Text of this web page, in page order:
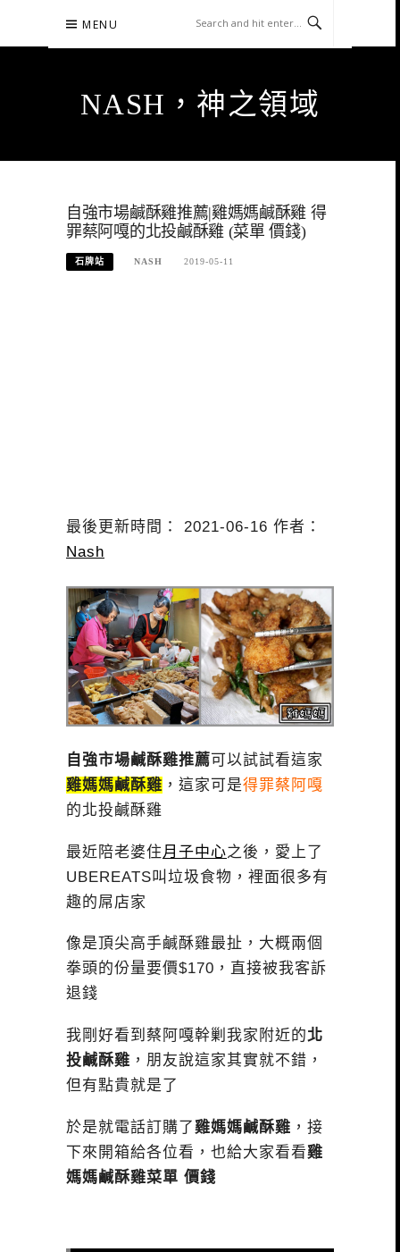
content
MENU
NASH，神之領域
自強市場鹹酥雞推薦|雞媽媽鹹酥雞 得
罪蔡阿嘎的北投鹹酥雞 (菜單 價錢)
石牌站 NASH 2019-05-11
最後更新時間： 2021-06-16 作者：
Nash
自強市場鹹酥雞推薦可以試試看這家
雞媽媽鹹酥雞 ，這家可是得罪蔡阿嘎
的北投鹹酥雞
最近陪老婆住月子中心之後，愛上了
UBEREATS叫垃圾食物，裡面很多有
趣的屌店家
像是頂尖高手鹹酥雞最扯，大概兩個
拳頭的份量要價$170，直接被我客訴
退錢
我剛好看到蔡阿嘎幹剿我家附近的北
投鹹酥雞 ，朋友說這家其實就不錯，
但有點貴就是了
於是就電話訂購了雞媽媽鹹酥雞 ，接
下來開箱給各位看，也給大家看看雞
媽媽鹹酥雞菜單 價錢